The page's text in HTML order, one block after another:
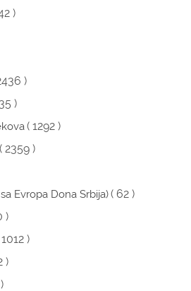
)
)
)
( 1292 )
( 2359 )
Evropa Dona Srbija)( 62 )
)
)
)